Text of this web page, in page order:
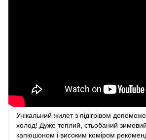
Унікальний жилет з підігрівом
холод! Дуже теплий, стьобаний
капюшоном і високим коміром